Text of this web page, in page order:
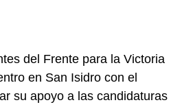
del Frente para la Victoria
en San Isidro con el
su apoyo a las candidaturas